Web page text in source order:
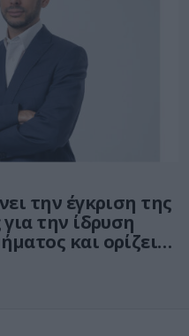
την έγκριση της
την ίδρυση
και ορίζει
Διευθυντή